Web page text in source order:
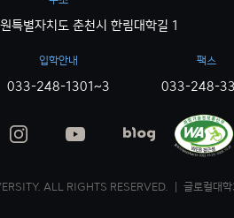
특별자치도 춘천시 한림대학길 1
입학안내
033-248-1301~3
팩스
033-248-
ALL RIGHTS RESERVED. ｜ 글로컬대